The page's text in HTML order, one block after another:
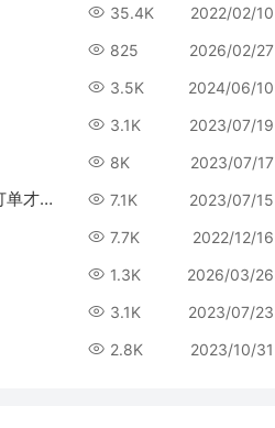
35.4K 2022/02/10
825 2026/02/27
3.5K 2024/06/10
3.1K 2023/07/19
8K 2023/07/17
H5支付宝支付订单后，订单状态不能自动变更未“订单支付成功”而是必须手动刷新订单才能变成“订单支付成功” 7.1K 2023/07/15
7.7K 2022/12/16
1.3K 2026/03/26
3.1K 2023/07/23
2.8K 2023/10/31